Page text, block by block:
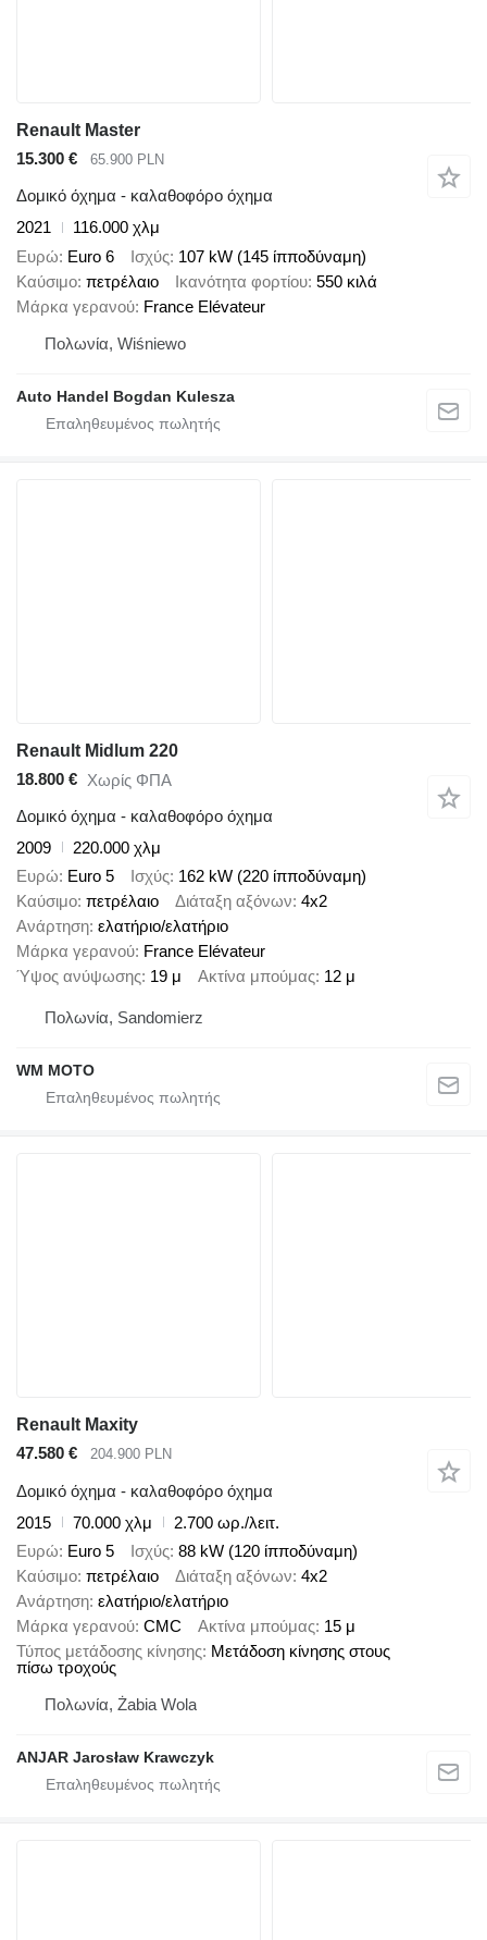
Renault Master
15.300 €
65.900 PLN
Δομικό όχημα - καλαθοφόρο όχημα
2021
116.000 χλμ
Ευρώ Euro 6 Ισχύς 107 kW (145 ίπποδύναμη)
Καύσιμο πετρέλαιο Ικανότητα φορτίου 550 κιλά
Μάρκα γερανού France Elévateur
Πολωνία, Wiśniewo
Auto Handel Bogdan Kulesza
Renault Midlum 220
18.800 € Χωρίς ΦΠΑ
Δομικό όχημα - καλαθοφόρο όχημα
2009
220.000 χλμ
Ευρώ
Euro 5 Ισχύς 162 kW (220 ίπποδύναμη)
Καύσιμο πετρέλαιο Διάταξη αξόνων 4x2
Ανάρτηση ελατήριο/ελατήριο
Μάρκα γερανού France Elévateur
Ύψος ανύψωσης 19 μ Ακτίνα μπούμας 12 μ
Πολωνία, Sandomierz
WM MOTO
Renault Maxity
47.580 €
204.900 PLN
Δομικό όχημα - καλαθοφόρο όχημα
2015
70.000 χλμ
2.700 ωρ./λειτ.
Ευρώ Euro 5 Ισχύς 88 kW (120 ίπποδύναμη)
Καύσιμο πετρέλαιο Διάταξη αξόνων 4x2
Ανάρτηση ελατήριο/ελατήριο
Μάρκα γερανού CMC Ακτίνα μπούμας 15 μ
Τύπος μετάδοσης κίνησης Μετάδοση κίνησης στους
πίσω τροχούς
Πολωνία, Żabia Wola
ANJAR Jarosław Krawczyk